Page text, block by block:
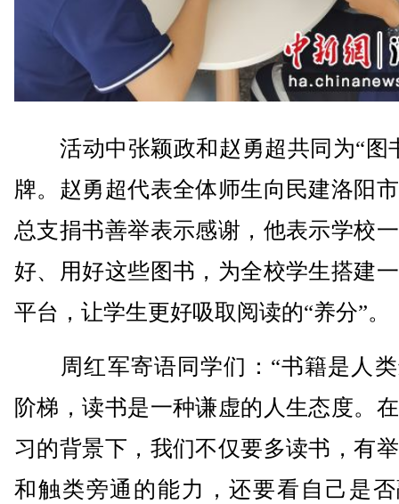
活动中张颖政和赵勇超共同为“图
牌。赵勇超代表全体师生向民建洛阳
总支捐书善举表示感谢，他表示学校
好、用好这些图书，为全校学生搭建
平台，让学生更好吸取阅读的“养分”。
周红军寄语同学们：“书籍是人类
阶梯，读书是一种谦虚的人生态度。
习的背景下，我们不仅要多读书，有
和触类旁通的能力，还要看自己是